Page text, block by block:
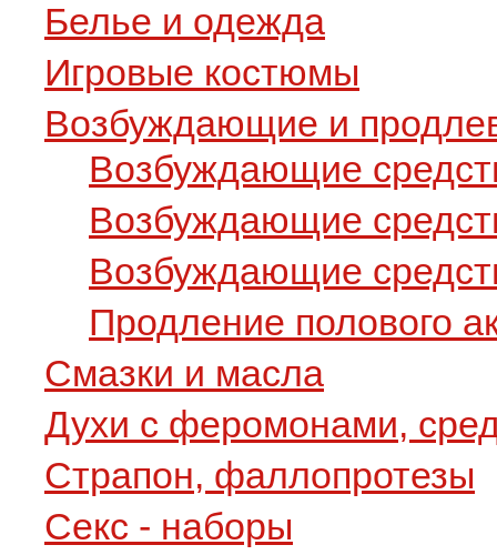
Белье и одежда
Игровые костюмы
Возбуждающие и
Возбуждающие
Возбуждающие
Возбуждающие
Продление полового
Смазки и масла
Духи с феромонами,
Страпон, фаллопротезы
Секс - наборы